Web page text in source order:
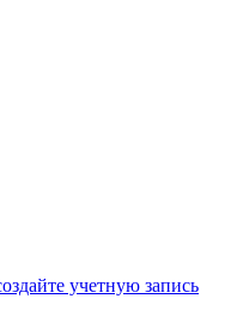
учетную запись